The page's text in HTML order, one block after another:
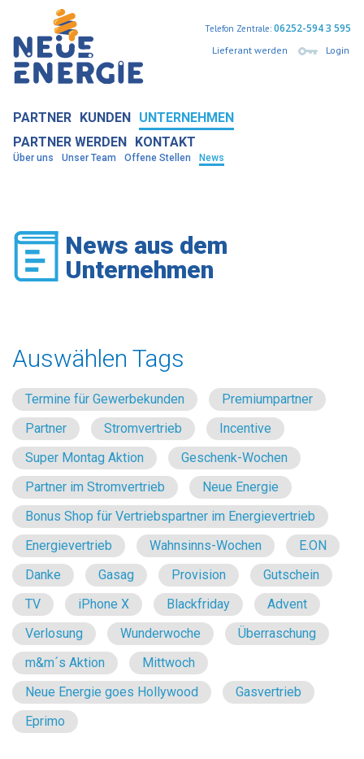
Lieferant werden Login
Telefon Zentrale:06252-594 3 595
PARTNER KUNDEN UNTERNEHMEN
Über uns Unser Team Offene Stellen News
PARTNER WERDEN KONTAKT
News aus dem
Unternehmen
Auswählen Tags
Termine für Gewerbekunden
Premiumpartner
Partner
Stromvertrieb
Incentive
Super Montag Aktion
Geschenk-Wochen
Partner im Stromvertrieb
Neue Energie
Bonus Shop für Vertriebspartner im Energievertrieb
Energievertrieb
Wahnsinns-Wochen
E.ON
Danke
Gasag Provision
Gutschein
TV
iPhone X Blackfriday
Advent
Verlosung
Wunderwoche
Überraschung
m&m´s Aktion
Mittwoch
Neue Energie goes Hollywood
Gasvertrieb
Eprimo